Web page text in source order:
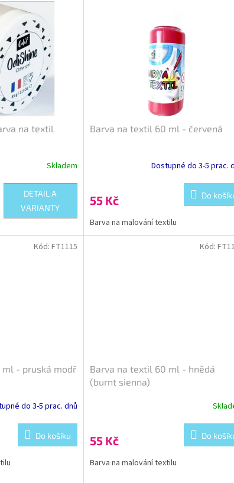
na textil
Skladem
DETAIL A
VARIANTY
Barva na textil 60 ml - červená
Dostupné do 3-5 prac.
55 Kč Do
Barva na malování textilu
- pruská modř
do 3-5 prac. dnů
Do košíku
Kód: FT1115
Barva na textil 60 ml - hnědá
(burnt sienna)
55 Kč Do
Barva na malování textilu
Kód: